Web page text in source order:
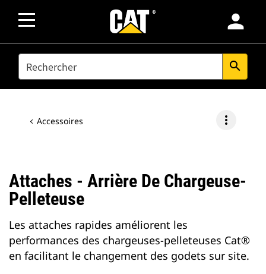
person
SEARCH search
Accessoires more_vert
Attaches - Arrière De Chargeuse-
Pelleteuse
Les attaches rapides améliorent les
performances des chargeuses-pelleteuses Cat®
en facilitant le changement des godets sur site.